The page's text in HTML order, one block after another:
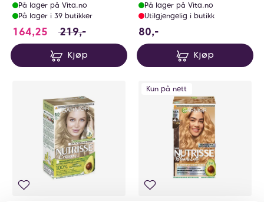
På lager på Vita.no
På lager i 39 butikker
164,25 164.25 i stedet for 219 NOK, du sparer 54.75
219,-
Kjøp
På lager på Vita.no
Utilgjengelig i butikk
80,-
Kjøp
Kun på nett